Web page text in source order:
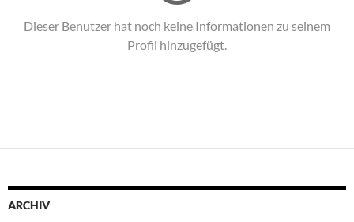
Dieser Benutzer hat noch keine Informationen zu seinem
Profil hinzugefügt.
ARCHIV